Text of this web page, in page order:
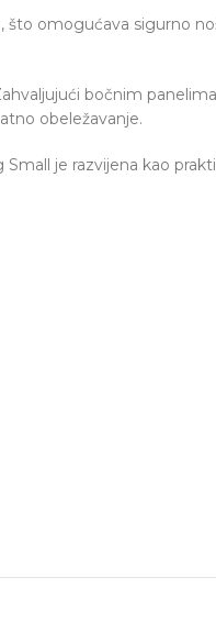
omogućava sigurno
bočnim
obeležavanje.
je razvijena kao